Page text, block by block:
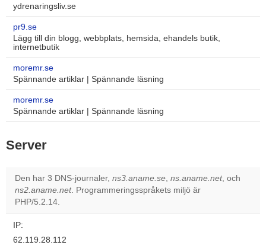
ydrenaringsliv.se
pr9.se
Lägg till din blogg, webbplats, hemsida, ehandels butik,
internetbutik
moremr.se
Spännande artiklar | Spännande läsning
moremr.se
Spännande artiklar | Spännande läsning
Server
Den har 3 DNS-journaler, ns3.aname.se, ns.aname.net, och
ns2.aname.net. Programmeringsspråkets miljö är
PHP/5.2.14.
IP:
62.119.28.112